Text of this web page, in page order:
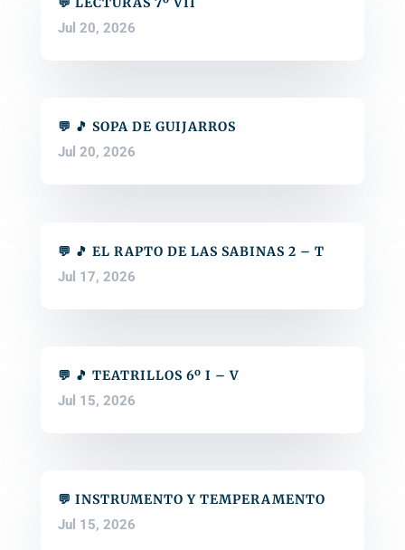
Jul 20, 2026
💬 🎵 SOPA DE GUIJARROS
Jul 20, 2026
💬 🎵 EL RAPTO DE LAS SABINAS 2 – T
Jul 17, 2026
💬 🎵 TEATRILLOS 6º I – V
Jul 15, 2026
💬 INSTRUMENTO Y TEMPERAMENTO
Jul 15, 2026